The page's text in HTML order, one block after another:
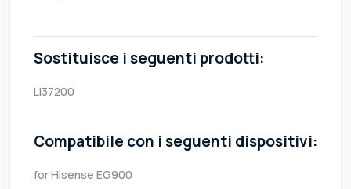
Sostituisce i seguenti prodotti:
LI37200
Compatibile con i seguenti dispositivi:
for Hisense EG900